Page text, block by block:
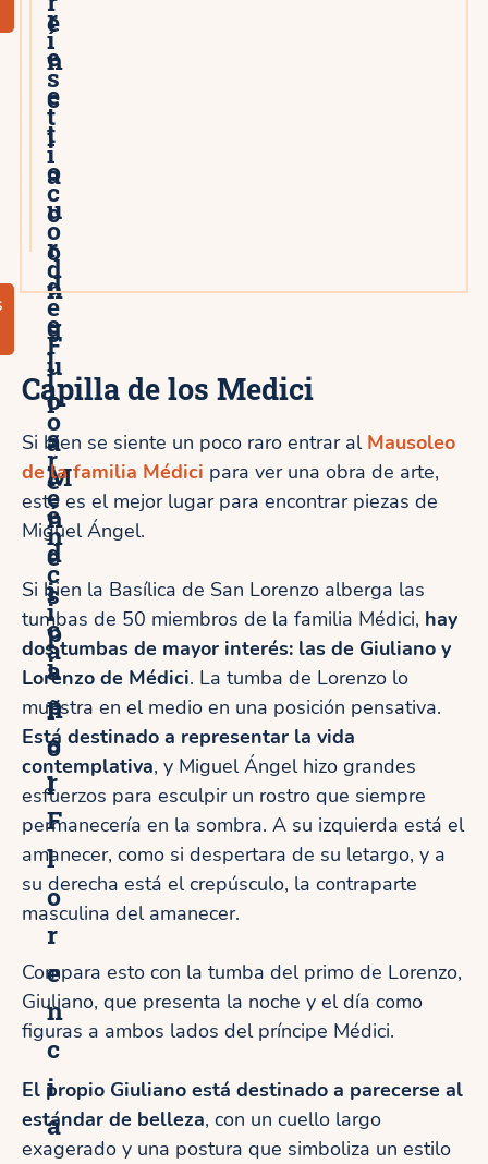
e
n
c
i
a
c
o
n
g
u
í
a
e
n
e
s
p
a
ñ
o
l
í
s
t
i
c
o
d
e
F
l
o
r
e
n
c
i
a
r
e
e
t
o
u
r
d
e
l
o
s
M
é
d
i
c
i
p
o
r
F
l
o
r
e
n
c
i
a
Capilla de los Medici
Si bien se siente un poco raro entrar al Mausoleo
de la familia Médici para ver una obra de arte,
este es el mejor lugar para encontrar piezas de
Miguel Ángel.
Si bien la Basílica de San Lorenzo alberga las
tumbas de 50 miembros de la familia Médici, hay
dos tumbas de mayor interés: las de Giuliano y
Lorenzo de Médici. La tumba de Lorenzo lo
muestra en el medio en una posición pensativa.
Está destinado a representar la vida
contemplativa, y Miguel Ángel hizo grandes
esfuerzos para esculpir un rostro que siempre
permanecería en la sombra. A su izquierda está el
amanecer, como si despertara de su letargo, y a
su derecha está el crepúsculo, la contraparte
masculina del amanecer.
Compara esto con la tumba del primo de Lorenzo,
Giuliano, que presenta la noche y el día como
figuras a ambos lados del príncipe Médici.
El propio Giuliano está destinado a parecerse al
estándar de belleza, con un cuello largo
exagerado y una postura que simboliza un estilo